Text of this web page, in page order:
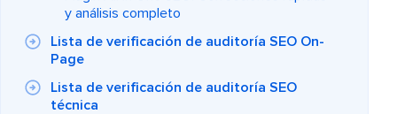
y análisis completo
Lista de verificación de auditoría SEO On-
Page
Lista de verificación de auditoría SEO
técnica